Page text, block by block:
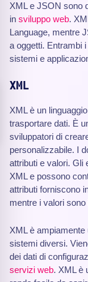
XML e JSON sono
in sviluppo web.
Language, mentre
a oggetti. Entrambi
sistemi e
XML
XML è un
trasportare dati. È
sviluppatori di
personalizzabile. I
attributi e valori. Gli
XML e possono
attributi forniscono
mentre i valori
XML è ampiamente
sistemi diversi.
dei dati di
servizi web. XML è